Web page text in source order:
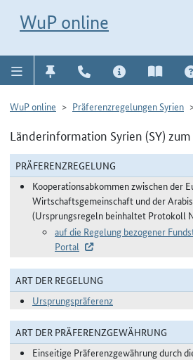
WuP online
WuP online Präferenzregelungen Syrien
Länderinformation Syrien (SY)
PRÄFERENZREGELUNG
Kooperationsabkommen zwischen der
Wirtschaftsgemeinschaft und der
(Ursprungsregeln beinhaltet Protokoll
auf die Regelung bezogener
Portal
ART DER REGELUNG
Ursprungspräferenz
ART DER PRÄFERENZGEWÄHRUNG
Einseitige Präferenzgewährung durch